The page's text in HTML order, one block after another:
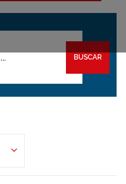
BUSCAR